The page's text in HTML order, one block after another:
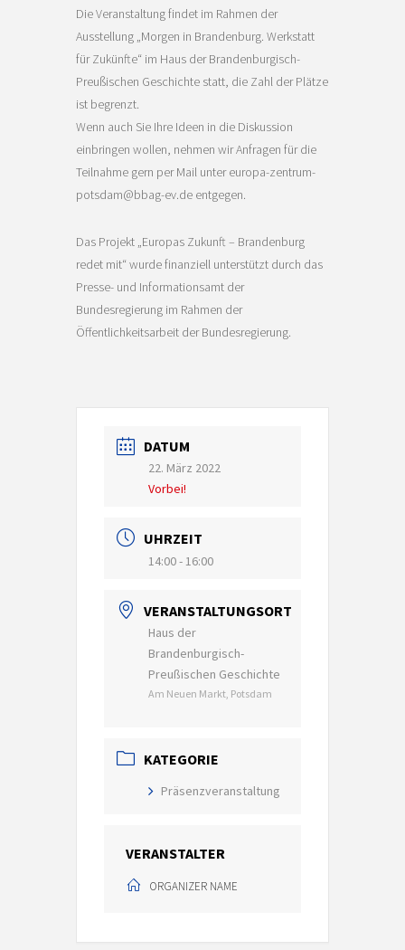
Die Veranstaltung findet im Rahmen der
Ausstellung „Morgen in Brandenburg. Werkstatt
für Zukünfte“ im Haus der Brandenburgisch-
Preußischen Geschichte statt, die Zahl der Plätze
ist begrenzt.
Wenn auch Sie Ihre Ideen in die Diskussion
einbringen wollen, nehmen wir Anfragen für die
Teilnahme gern per Mail unter europa-zentrum-
potsdam@bbag-ev.de entgegen.
Das Projekt „Europas Zukunft – Brandenburg
redet mit“ wurde finanziell unterstützt durch das
Presse- und Informationsamt der
Bundesregierung im Rahmen der
Öffentlichkeitsarbeit der Bundesregierung.
DATUM
22. März 2022
Vorbei!
UHRZEIT
14:00 - 16:00
VERANSTALTUNGSORT
Haus der
Brandenburgisch-
Preußischen Geschichte
Am Neuen Markt, Potsdam
KATEGORIE
Präsenzveranstaltung
VERANSTALTER
ORGANIZER NAME